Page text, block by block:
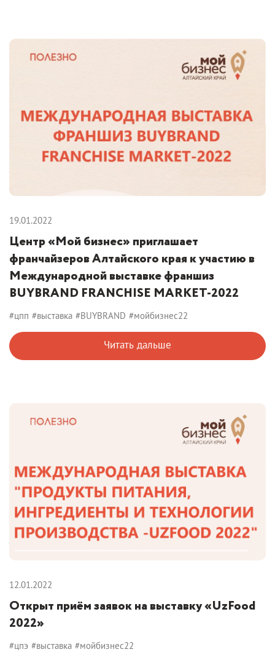
19.01.2022
Центр «Мой бизнес» приглашает
франчайзеров Алтайского края к участию в
Международной выставке франшиз
BUYBRAND FRANCHISE MARKET-2022
#цпп #выставка #BUYBRAND #мойбизнес22
Читать дальше
12.01.2022
Открыт приём заявок на выставку «UzFood
2022»
#цпэ #выставка #мойбизнес22